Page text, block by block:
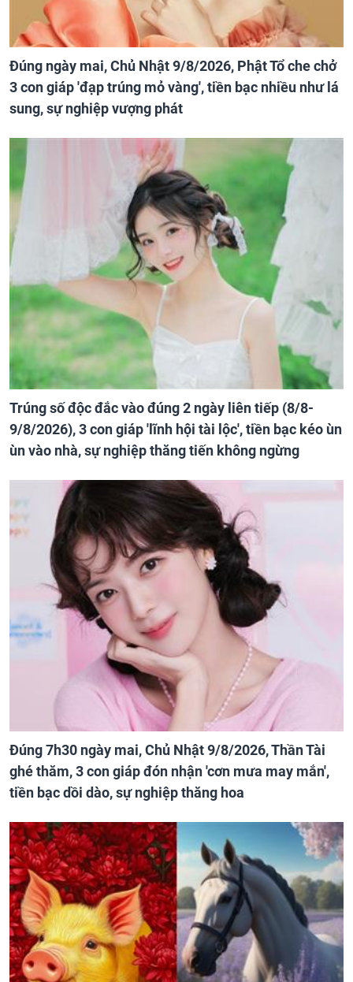
Đúng ngày mai, Chủ Nhật 9/8/2026, Phật Tổ che chở
3 con giáp 'đạp trúng mỏ vàng', tiền bạc nhiều như lá
sung, sự nghiệp vượng phát
Trúng số độc đắc vào đúng 2 ngày liên tiếp (8/8-
9/8/2026), 3 con giáp 'lĩnh hội tài lộc', tiền bạc kéo ùn
ùn vào nhà, sự nghiệp thăng tiến không ngừng
Đúng 7h30 ngày mai, Chủ Nhật 9/8/2026, Thần Tài
ghé thăm, 3 con giáp đón nhận 'cơn mưa may mắn',
tiền bạc dồi dào, sự nghiệp thăng hoa